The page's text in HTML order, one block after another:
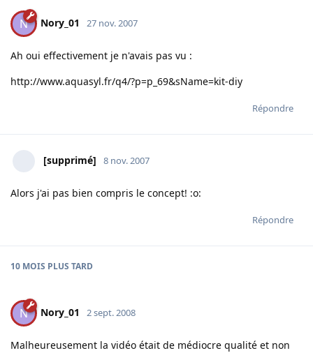
N Nory_01 27 nov. 2007
Ah oui effectivement je n'avais pas vu :
http://www.aquasyl.fr/q4/?p=p_69&sName=kit-diy
Répondre
[supprimé] 8 nov. 2007
Alors j'ai pas bien compris le concept! :o:
Répondre
10 MOIS PLUS TARD
N Nory_01 2 sept. 2008
Malheureusement la vidéo était de médiocre qualité et non